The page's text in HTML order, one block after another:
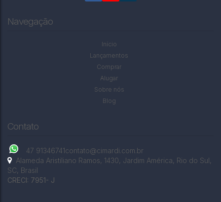
Navegação
Início
Lançamentos
Comprar
Alugar
Sobre nós
Blog
Contato
47 91346741contato@cimardi.com.br
Alameda Aristiliano Ramos, 1430, Jardim América, Rio do Sul,
SC, Brasil
CRECI: 7951- J